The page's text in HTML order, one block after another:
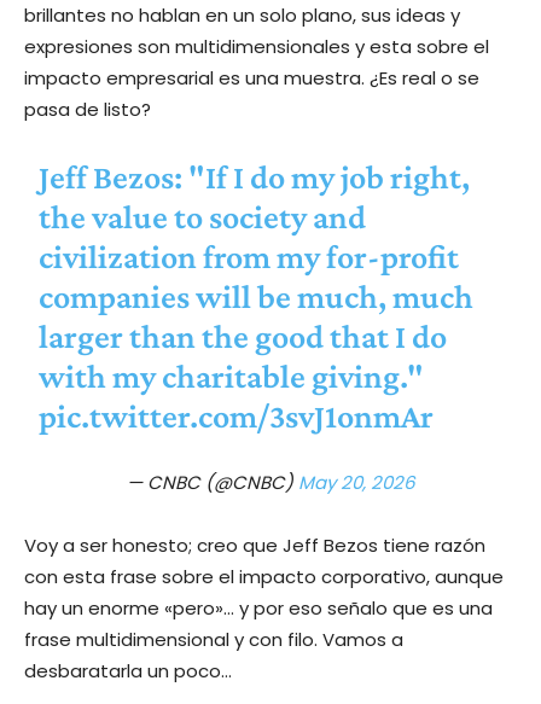
brillantes no hablan en un solo plano, sus ideas y
expresiones son multidimensionales y esta sobre el
impacto empresarial es una muestra. ¿Es real o se
pasa de listo?
Jeff Bezos: "If I do my job right,
the value to society and
civilization from my for-profit
companies will be much, much
larger than the good that I do
with my charitable giving."
pic.twitter.com/3svJ1onmAr
— CNBC (@CNBC) May 20, 2026
Voy a ser honesto; creo que Jeff Bezos tiene razón
con esta frase sobre el impacto corporativo, aunque
hay un enorme «pero»… y por eso señalo que es una
frase multidimensional y con filo. Vamos a
desbaratarla un poco…